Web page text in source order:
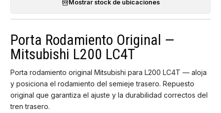
Mostrar stock de ubicaciones
Porta Rodamiento Original —
Mitsubishi L200 LC4T
Porta rodamiento original Mitsubishi para L200 LC4T — aloja
y posiciona el rodamiento del semieje trasero. Repuesto
original que garantiza el ajuste y la durabilidad correctos del
tren trasero.